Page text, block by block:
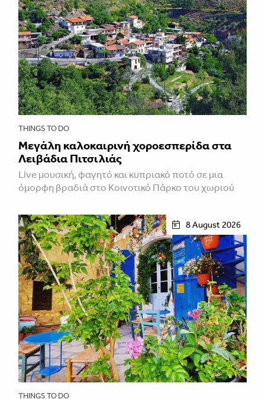
THINGS TO DO
Μεγάλη καλοκαιρινή χοροεσπερίδα στα
Λειβάδια Πιτσιλιάς
Live μουσική, φαγητό και κυπριακό ποτό σε μια
όμορφη βραδιά στο Κοινοτικό Πάρκο του χωριού
8 August 2026
THINGS TO DO